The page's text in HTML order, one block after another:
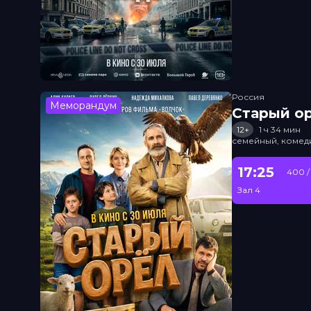
Меморандум
Россия
Старый
12+
1 ч 34 мин
семейный,
17:25
Зал 4
400 /